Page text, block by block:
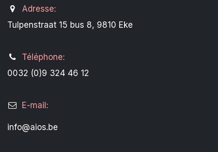
Adresse:
Tulpenstraat 15 bus 8, 9810 Eke
Téléphone:
0032 (0)9 324 46 12
E-mail:
info@aios.be